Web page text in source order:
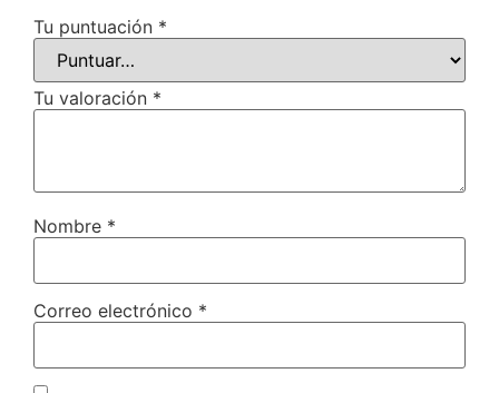
Tu puntuación *
Tu valoración *
Nombre *
Correo electrónico *